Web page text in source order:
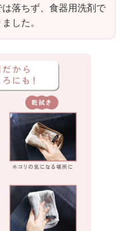
落ちず、食器用洗剤で
した。